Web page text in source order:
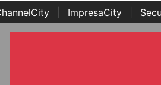
ImpresaCity